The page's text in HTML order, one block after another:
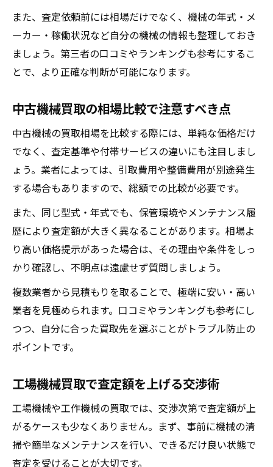
また、査定依頼前には相場だけでなく、機械の年式・メ
ーカー・稼働状況など自分の機械の情報も整理しておき
ましょう。第三者の口コミやランキングも参考にするこ
とで、より正確な判断が可能になります。
中古機械買取の相場比較で注意すべき点
中古機械の買取相場を比較する際には、単純な価格だけ
でなく、査定基準や付帯サービスの違いにも注目しまし
ょう。業者によっては、引取費用や整備費用が別途発生
する場合もありますので、総額での比較が必要です。
また、同じ型式・年式でも、保管環境やメンテナンス履
歴により査定額が大きく異なることがあります。相場よ
り高い価格提示があった場合は、その理由や条件をしっ
かり確認し、不明点は遠慮せず質問しましょう。
複数業者から見積もりを取ることで、極端に安い・高い
業者を見極められます。口コミやランキングも参考にし
つつ、自分に合った買取先を選ぶことがトラブル防止の
ポイントです。
工場機械買取で査定額を上げる交渉術
工場機械や工作機械の買取では、交渉次第で査定額が上
がるケースも少なくありません。まず、事前に機械の清
掃や簡単なメンテナンスを行い、できるだけ良い状態で
査定を受けることが大切です。